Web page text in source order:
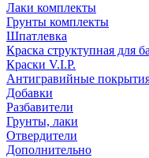
Лаки комплекты
Грунты комплекты
Шпатлевка
Краска структупная для
Краски V.I.P.
Антигравийные
Добавки
Разбавители
Грунты, лаки
Отвердители
Дополнительно